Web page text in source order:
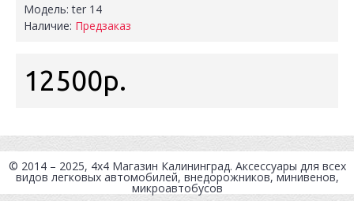
Модель:ter 14
Наличие: Предзаказ
12500р.
© 2014 – 2025, 4x4 Магазин Калининград. Аксессуары для всех
видов легковых автомобилей, внедорожников, минивенов,
микроавтобусов